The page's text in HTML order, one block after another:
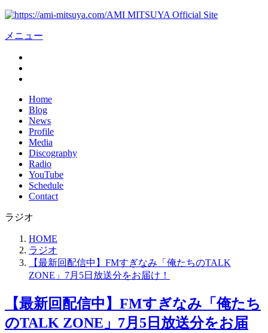
AMI MITSUYA Official Site
メニュー
Home
Blog
News
Profile
Media
Discography
Radio
YouTube
Schedule
Contact
ラジオ
HOME
ラジオ
【最新回配信中】FMすぎなみ「俺たちのTALK
ZONE」7月5日放送分をお届け！
【最新回配信中】FMすぎなみ「俺たち
のTALK ZONE」7月5日放送分をお届